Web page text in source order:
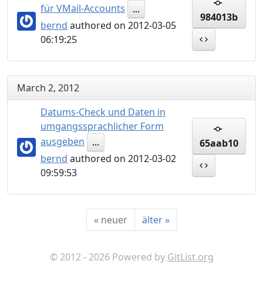
für VMail-Accounts
...
bernd authored on 2012-03-05
06:19:25
984013b
March 2, 2012
Datums-Check und Daten in
umgangssprachlicher Form
ausgeben
...
bernd authored on 2012-03-02
09:59:53
65aab10
« neuer älter »
© 2012 - 2026 Powered by GitList.org